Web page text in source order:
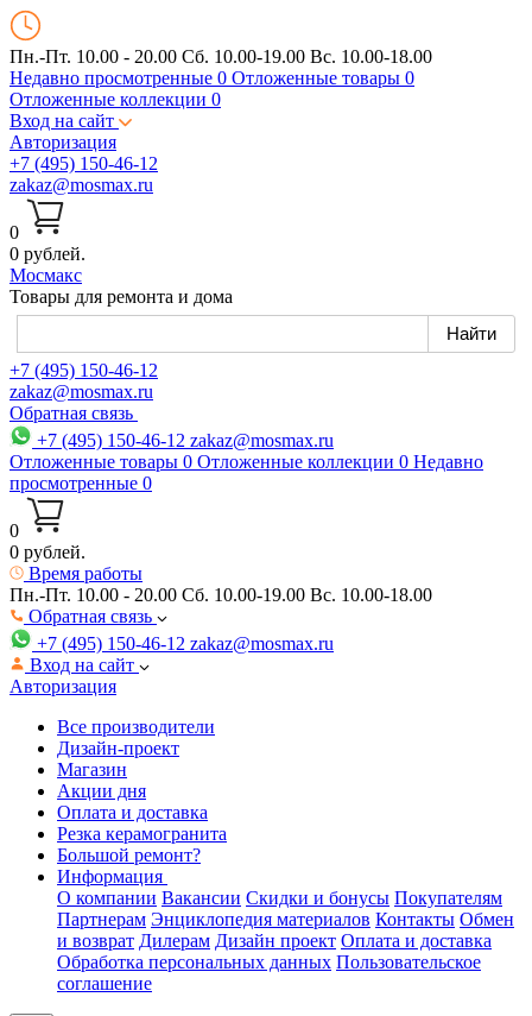
Пн.-Пт. 10.00 - 20.00 Сб. 10.00-19.00 Вс. 10.00-18.00
Недавно просмотренные 0 Отложенные товары 0
Отложенные коллекции 0
Вход на сайт
Авторизация
+7 (495) 150-46-12
zakaz@mosmax.ru
0
0 рублей.
Мосмакс
Товары для ремонта и дома
+7 (495) 150-46-12
zakaz@mosmax.ru
Обратная связь
+7 (495) 150-46-12 zakaz@mosmax.ru
Отложенные товары 0 Отложенные коллекции 0 Недавно
просмотренные 0
0
0 рублей.
Время работы
Пн.-Пт. 10.00 - 20.00 Сб. 10.00-19.00 Вс. 10.00-18.00
Обратная связь
+7 (495) 150-46-12 zakaz@mosmax.ru
Вход на сайт
Авторизация
Все производители
Дизайн-проект
Магазин
Акции дня
Оплата и доставка
Резка керамогранита
Большой ремонт?
Информация
О компании Вакансии Скидки и бонусы Покупателям
Партнерам Энциклопедия материалов Контакты Обмен
и возврат Дилерам Дизайн проект Оплата и доставка
Обработка персональных данных Пользовательское
соглашение